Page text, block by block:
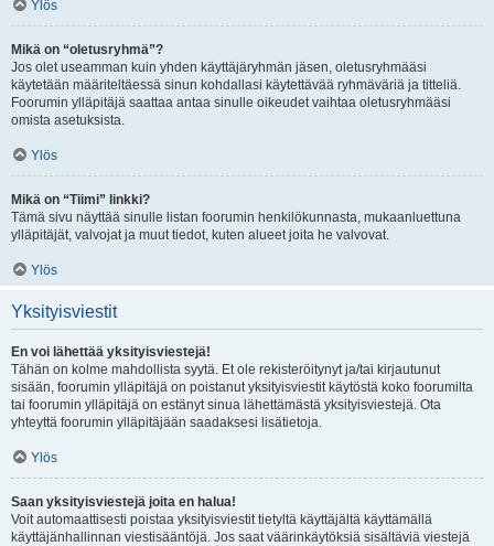
Ylös
Mikä on “oletusryhmä”?
Jos olet useamman kuin yhden käyttäjäryhmän jäsen, oletusryhmääsi
käytetään määriteltäessä sinun kohdallasi käytettävää ryhmäväriä ja titteliä.
Foorumin ylläpitäjä saattaa antaa sinulle oikeudet vaihtaa oletusryhmääsi
omista asetuksista.
Ylös
Mikä on “Tiimi” linkki?
Tämä sivu näyttää sinulle listan foorumin henkilökunnasta, mukaanluettuna
ylläpitäjät, valvojat ja muut tiedot, kuten alueet joita he valvovat.
Ylös
Yksityisviestit
En voi lähettää yksityisviestejä!
Tähän on kolme mahdollista syytä. Et ole rekisteröitynyt ja/tai kirjautunut
sisään, foorumin ylläpitäjä on poistanut yksityisviestit käytöstä koko foorumilta
tai foorumin ylläpitäjä on estänyt sinua lähettämästä yksityisviestejä. Ota
yhteyttä foorumin ylläpitäjään saadaksesi lisätietoja.
Ylös
Saan yksityisviestejä joita en halua!
Voit automaattisesti poistaa yksityisviestit tietyltä käyttäjältä käyttämällä
käyttäjänhallinnan viestisääntöjä. Jos saat väärinkäytöksiä sisältäviä viestejä